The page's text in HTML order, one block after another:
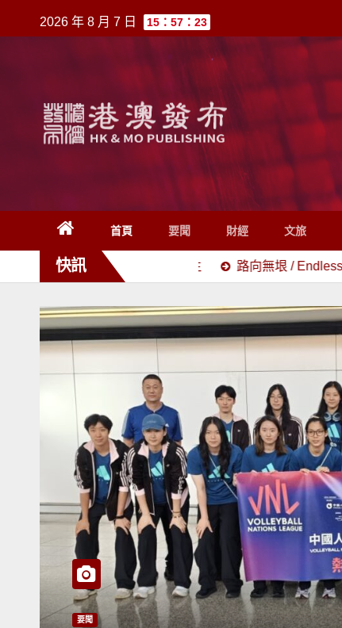
至
2026 年 8 月 7 日 15：57：23
首頁 要聞 財經 文旅
快訊
香港的柯正平先生 路向無垠 / Endless Horizons——
要聞